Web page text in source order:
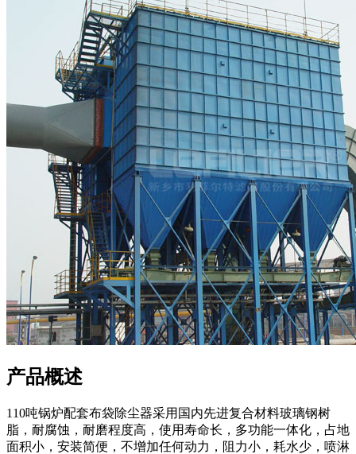
产品概述
110吨锅炉配套布袋除尘器采用国内先进复合材料玻璃钢树
脂，耐腐蚀，耐磨程度高，使用寿命长，多功能一体化，占地
面积小，安装简便，不增加任何动力，阻力小，耗水少，喷淋